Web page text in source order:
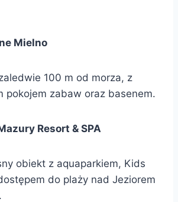
Mielno
100 m od morza, z
pokojem zabaw oraz basenem.
Resort & SPA
obiekt z aquaparkiem, Kids
do plaży nad Jeziorem